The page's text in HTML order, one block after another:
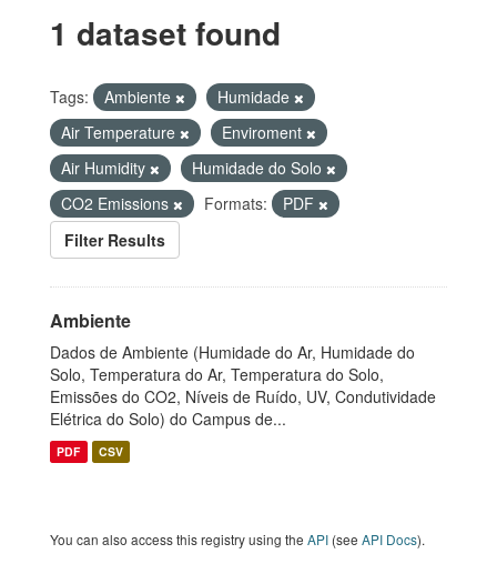
1 dataset found
Tags: Ambiente
Humidade
Air Temperature
Enviroment
Air Humidity
Humidade do Solo
CO2 Emissions
Formats:
PDF
Filter Results
Ambiente
Dados de Ambiente (Humidade do Ar, Humidade do
Solo, Temperatura do Ar, Temperatura do Solo,
Emissões do CO2, Níveis de Ruído, UV, Condutividade
Elétrica do Solo) do Campus de...
PDF CSV
You can also access this registry using the API (see API Docs).